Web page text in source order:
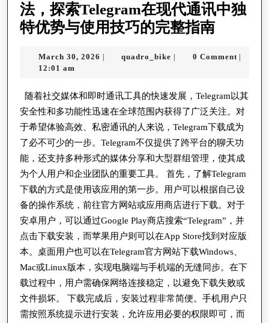
法，探索Telegram在现代通讯中独
特优势与使用技巧的完整指南全
解
下
载
及
安
装
方
法，
探
索
在
现
March 30, 2026 March
| quadro_bike quadro_bike
| 0 Comment |
12:01 am
随着社交媒体和即时通讯工具的快速发展，Telegram以其
安全性和多功能性迅速在全球范围内获得了广泛关注。对
于希望体验高效、私密通讯的人来说，Telegram下载成为
了必不可少的一步。Telegram不仅提供了跨平台的聊天功
能，还支持多种形式的媒体分享和大型群组管理，使其成
为个人用户和企业团队的重要工具。 首先，了解Telegram
下载的方式是使用该应用的第一步。用户可以根据自己设
备的操作系统，前往官方网站或应用商店进行下载。对于
安卓用户，可以通过Google Play商店搜索“Telegram”，并
点击下载安装，而苹果用户则可以在App Store找到对应版
本。桌面用户也可以在Telegram官方网站下载Windows、
Mac或Linux版本，实现电脑端与手机端的无缝同步。在下
载过程中，用户需确保网络连接稳定，以避免下载失败或
文件损坏。 下载完成后，安装过程非常简便。手机用户只
需按照系统提示进行安装，允许应用必要的权限即可，而